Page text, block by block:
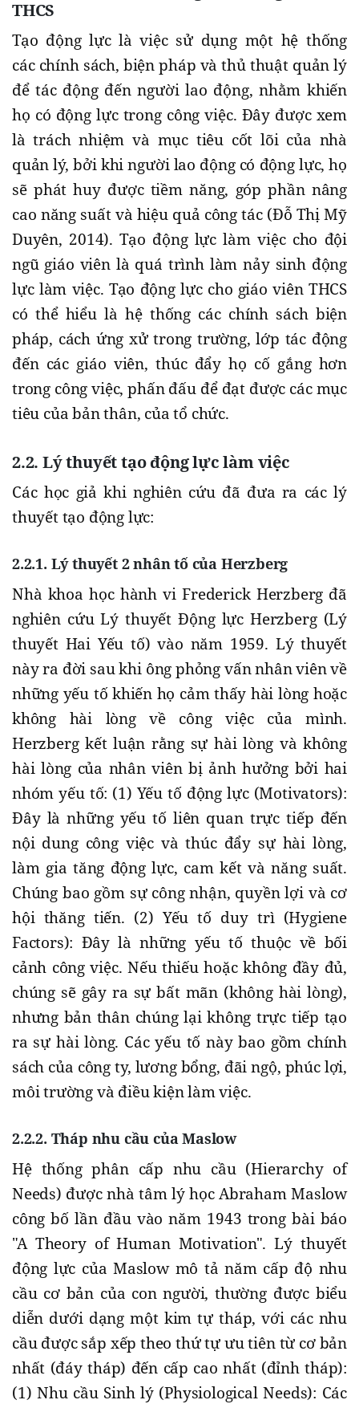
THCS
Tạo động lực là việc sử dụng một hệ thống
các chính sách, biện pháp và thủ thuật quản lý
để tác động đến người lao động, nhằm khiến
họ có động lực trong công việc. Đây được xem
là trách nhiệm và mục tiêu cốt lõi của nhà
quản lý, bởi khi người lao động có động lực, họ
sẽ phát huy được tiềm năng, góp phần nâng
cao năng suất và hiệu quả công tác (Đỗ Thị Mỹ
Duyên, 2014). Tạo động lực làm việc cho đội
ngũ giáo viên là quá trình làm nảy sinh động
lực làm việc. Tạo động lực cho giáo viên THCS
có thể hiểu là hệ thống các chính sách biện
pháp, cách ứng xử trong trường, lớp tác động
đến các giáo viên, thúc đẩy họ cố gắng hơn
trong công việc, phấn đấu để đạt được các mục
tiêu của bản thân, của tổ chức.
2.2. Lý thuyết tạo động lực làm việc
Các học giả khi nghiên cứu đã đưa ra các lý
thuyết tạo động lực:
2.2.1. Lý thuyết 2 nhân tố của Herzberg
Nhà khoa học hành vi Frederick Herzberg đã
nghiên cứu Lý thuyết Động lực Herzberg (Lý
thuyết Hai Yếu tố) vào năm 1959. Lý thuyết
này ra đời sau khi ông phỏng vấn nhân viên về
những yếu tố khiến họ cảm thấy hài lòng hoặc
không hài lòng về công việc của mình.
Herzberg kết luận rằng sự hài lòng và không
hài lòng của nhân viên bị ảnh hưởng bởi hai
nhóm yếu tố: (1) Yếu tố động lực (Motivators):
Đây là những yếu tố liên quan trực tiếp đến
nội dung công việc và thúc đẩy sự hài lòng,
làm gia tăng động lực, cam kết và năng suất.
Chúng bao gồm sự công nhận, quyền lợi và cơ
hội thăng tiến. (2) Yếu tố duy trì (Hygiene
Factors): Đây là những yếu tố thuộc về bối
cảnh công việc. Nếu thiếu hoặc không đầy đủ,
chúng sẽ gây ra sự bất mãn (không hài lòng),
nhưng bản thân chúng lại không trực tiếp tạo
ra sự hài lòng. Các yếu tố này bao gồm chính
sách của công ty, lương bổng, đãi ngộ, phúc lợi,
môi trường và điều kiện làm việc.
2.2.2. Tháp nhu cầu của Maslow
Hệ thống phân cấp nhu cầu (Hierarchy of
Needs) được nhà tâm lý học Abraham Maslow
công bố lần đầu vào năm 1943 trong bài báo
"A Theory of Human Motivation". Lý thuyết
động lực của Maslow mô tả năm cấp độ nhu
cầu cơ bản của con người, thường được biểu
diễn dưới dạng một kim tự tháp, với các nhu
cầu được sắp xếp theo thứ tự ưu tiên từ cơ bản
nhất (đáy tháp) đến cấp cao nhất (đỉnh tháp):
(1) Nhu cầu Sinh lý (Physiological Needs): Các